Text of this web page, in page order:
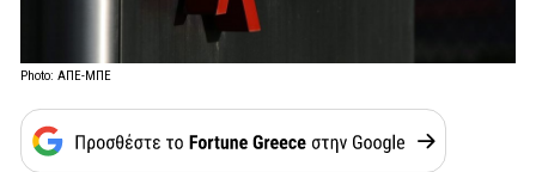
Photo: ΑΠΕ-ΜΠΕ